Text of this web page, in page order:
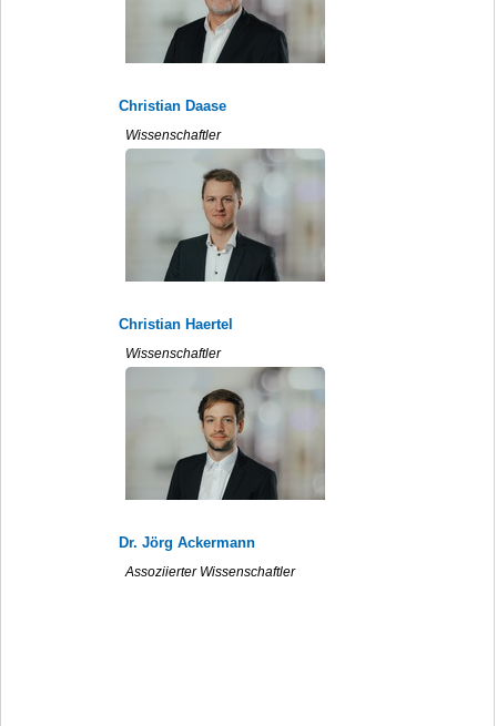
Christian Daase
Wissenschaftler
Christian Haertel
Wissenschaftler
Dr. Jörg Ackermann
Assoziierter Wissenschaftler